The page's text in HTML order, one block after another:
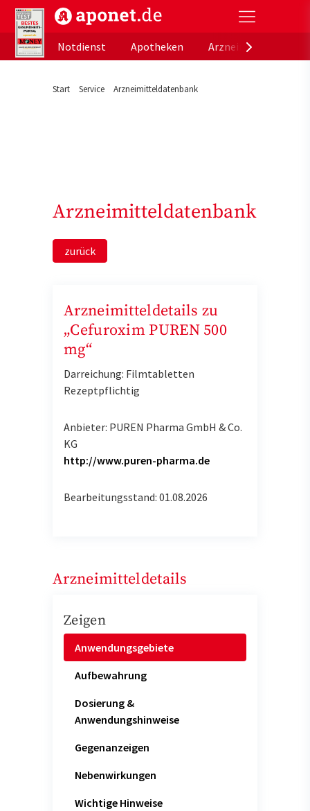
aponet.de - Das offizielle Gesundheitsportal der
Notdienst
Apotheken
Start Service Arzneimitteldatenbank
Arzneimitteldatenbank
zurück
Arzneimitteldetails zu
„Cefuroxim PUREN 500
mg“
Darreichung: Filmtabletten
Rezeptpflichtig
Anbieter: PUREN Pharma GmbH & Co.
KG
http://www.puren-pharma.de
Bearbeitungsstand: 01.08.2026
Arzneimitteldetails
Zeigen
Anwendungsgebiete
Aufbewahrung
Dosierung &
Anwendungshinweise
Gegenanzeigen
Nebenwirkungen
Wichtige Hinweise